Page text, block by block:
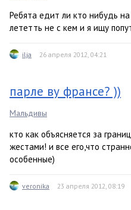
Ребята едит ли кто нибудь
лететть не с кем и я ищу
ilja 26 апреля 2012, 04:21
парле ву франсе? ))
Мальдивы
кто как объясняется за
жестами! и все его,что
особенные)
veronika 23 апреля 2012, 08:19